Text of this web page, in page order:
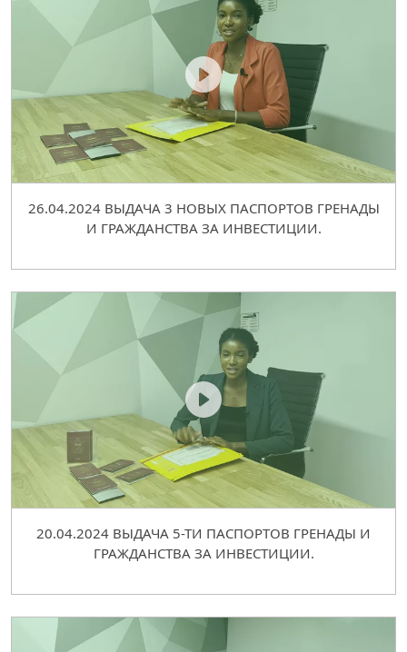
26.04.2024 ВЫДАЧА 3 НОВЫХ ПАСПОРТОВ ГРЕНАДЫ
И ГРАЖДАНСТВА ЗА ИНВЕСТИЦИИ.
20.04.2024 ВЫДАЧА 5-ТИ ПАСПОРТОВ ГРЕНАДЫ И
ГРАЖДАНСТВА ЗА ИНВЕСТИЦИИ.